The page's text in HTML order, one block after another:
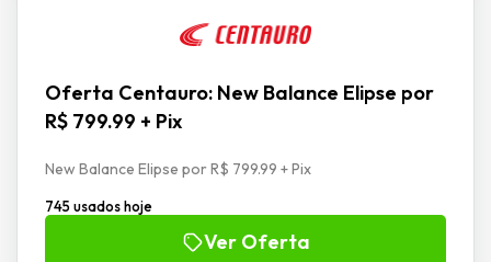
Oferta Centauro: New Balance Elipse por
R$ 799.99 + Pix
New Balance Elipse por R$ 799.99 + Pix
745 usados hoje
Ver Oferta